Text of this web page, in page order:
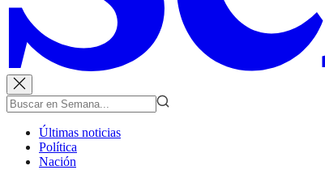
Últimas noticias
Política
Nación